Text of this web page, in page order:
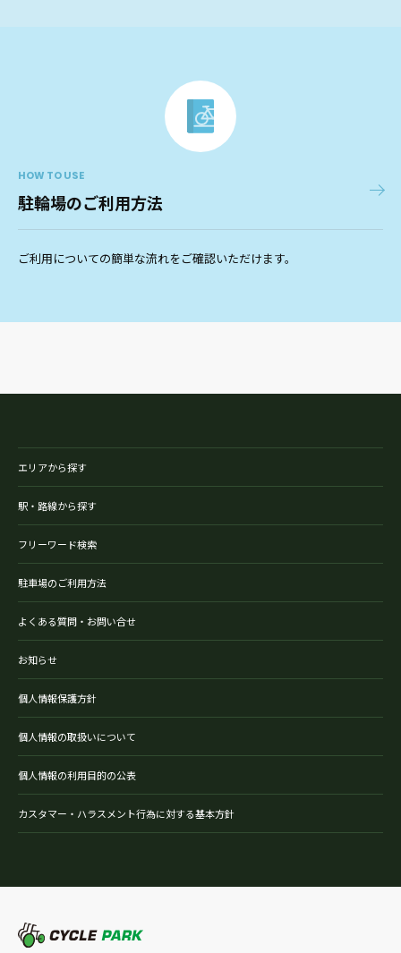
HOW TO USE
駐輪場のご利用方法
ご利用についての簡単な流れをご確認いただけます。
エリアから探す
駅・路線から探す
フリーワード検索
駐車場のご利用方法
よくある質問・お問い合せ
お知らせ
個人情報保護方針
個人情報の取扱いについて
個人情報の利用目的の公表
カスタマー・ハラスメント行為に対する基本方針